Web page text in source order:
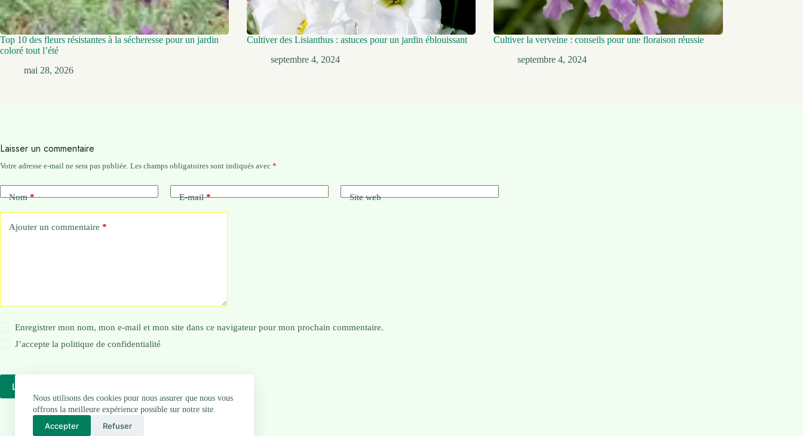
Nous utilisons des cookies pour nous assurer que nous vous
offrons la meilleure expérience possible sur notre site.
Accepter Refuser
Top 10 des fleurs résistantes à la sécheresse pour un jardin
coloré tout l’été
mai 28, 2026
Cultiver des Lisianthus : astuces pour un jardin éblouissant
septembre 4, 2024
Cultiver la verveine : conseils pour une floraison réussie
septembre 4, 2024
Laisser un commentaire
Votre adresse e-mail ne sera pas publiée. Les champs obligatoires sont indiqués avec *
Nom* E-mail* Site web
Ajouter un commentaire *
Enregistrer mon nom, mon e-mail et mon site dans ce navigateur pour mon prochain commentaire.
J’accepte lapolitique de confidentialité
Laisser un commentaire